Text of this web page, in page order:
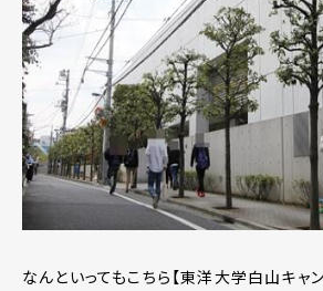
なんといってもこちら【東洋大学白山キャ